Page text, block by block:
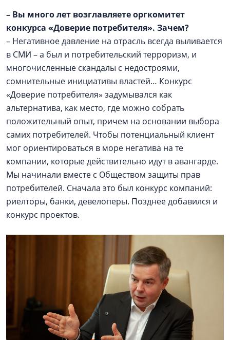
– Вы много лет возглавляете оргкомитет
конкурса «Доверие потребителя». Зачем?
– Негативное давление на отрасль всегда выливается
в СМИ – а был и потребительский терроризм, и
многочисленные скандалы с недостроями,
сомнительные инициативы властей… Конкурс
«Доверие потребителя» задумывался как
альтернатива, как место, где можно собрать
положительный опыт, причем на основании выбора
самих потребителей. Чтобы потенциальный клиент
мог ориентироваться в море негатива на те
компании, которые действительно идут в авангарде.
Мы начинали вместе с Обществом защиты прав
потребителей. Сначала это был конкурс компаний:
риелторы, банки, девелоперы. Позднее добавился и
конкурс проектов.